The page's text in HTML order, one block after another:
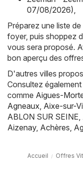
07/08/2026),
Préparez une liste
foyer, puis shoppez
vous sera proposé.
bon aperçu des
D'autres villes
Consultez
comme Aigues-
Agneaux, Aixe-sur-
ABLON SUR SEINE,
Aizenay, Achères,
Accueil Offres